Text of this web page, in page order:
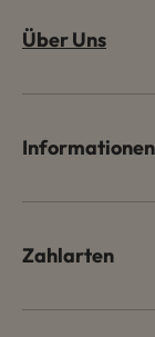
Über Uns
Informationen
Zahlarten